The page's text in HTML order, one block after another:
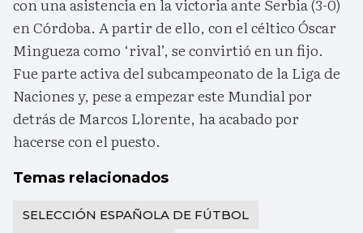
con una asistencia en la victoria ante Serbia (3-0)
en Córdoba. A partir de ello, con el céltico Óscar
Mingueza como ‘rival’, se convirtió en un fijo.
Fue parte activa del subcampeonato de la Liga de
Naciones y, pese a empezar este Mundial por
detrás de Marcos Llorente, ha acabado por
hacerse con el puesto.
Temas relacionados
SELECCIÓN ESPAÑOLA DE FÚTBOL